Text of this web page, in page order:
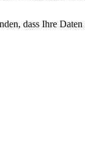
dass Ihre